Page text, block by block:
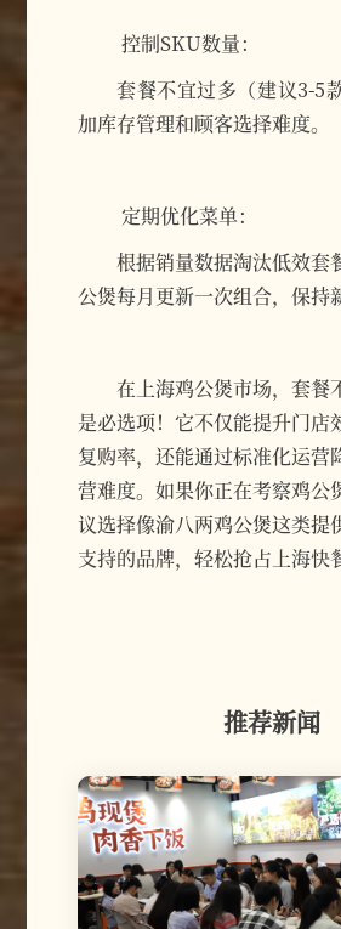
控制SKU数量：
套餐不宜过多（建议3-5
加库存管理和顾客选择难度。
定期优化菜单：
根据销量数据淘汰低效套
公煲每月更新一次组合，保持
在上海鸡公煲市场，套餐
是必选项！它不仅能提升门店
复购率，还能通过标准化运营
营难度。如果你正在考察鸡公
议选择像渝八两鸡公煲这类提
支持的品牌，轻松抢占上海快
推荐新闻